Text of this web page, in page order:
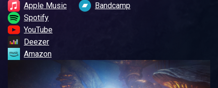
Apple Music
Spotify
YouTube
Deezer
Amazon
Bandcamp